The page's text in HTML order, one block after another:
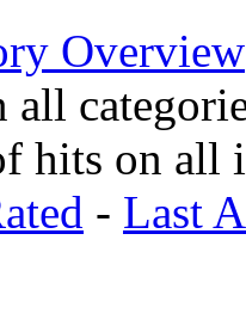
Overview
all
hits on all
- Last